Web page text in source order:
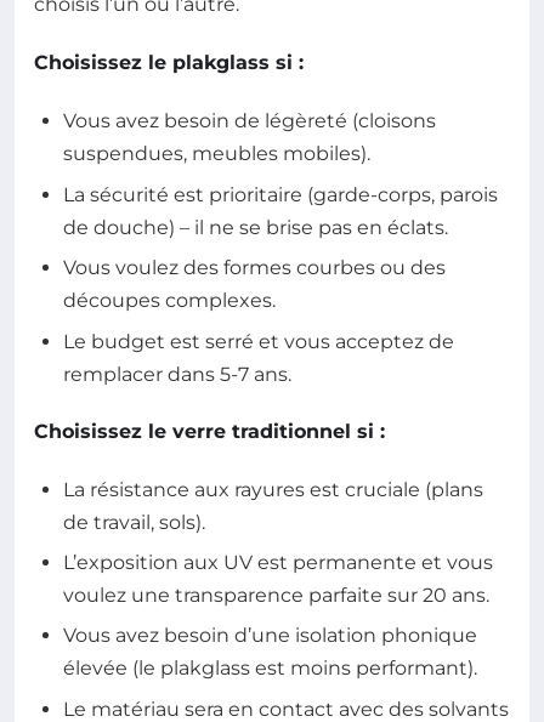
choisis l’un ou l’autre.
Choisissez le plakglass si :
Vous avez besoin de légèreté (cloisons
suspendues, meubles mobiles).
La sécurité est prioritaire (garde-corps, parois
de douche) – il ne se brise pas en éclats.
Vous voulez des formes courbes ou des
découpes complexes.
Le budget est serré et vous acceptez de
remplacer dans 5-7 ans.
Choisissez le verre traditionnel si :
La résistance aux rayures est cruciale (plans
de travail, sols).
L’exposition aux UV est permanente et vous
voulez une transparence parfaite sur 20 ans.
Vous avez besoin d’une isolation phonique
élevée (le plakglass est moins performant).
Le matériau sera en contact avec des solvants